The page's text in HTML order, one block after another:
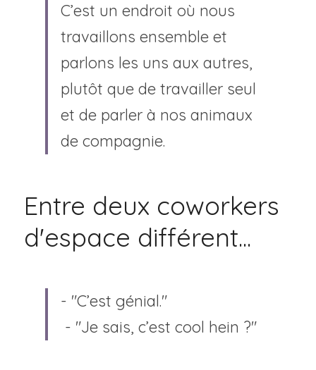
C’est un endroit où nous
travaillons ensemble et
parlons les uns aux autres,
plutôt que de travailler seul
et de parler à nos animaux
de compagnie.
Entre deux coworkers
d'espace différent...
- "C’est génial."
- "Je sais, c’est cool hein ?"